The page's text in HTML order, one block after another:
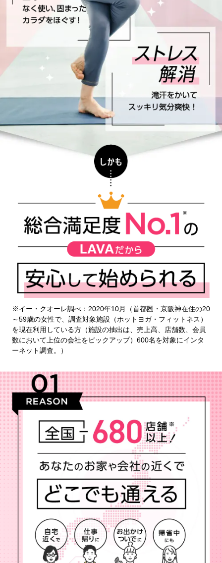
※イー・クオーレ調べ：2020年10月（首都圏・京阪神在住の20
～59歳の女性で、調査対象施設（ホットヨガ・フィットネス）
を現在利用している方（施設の抽出は、売上高、店舗数、会員
数において上位の会社をピックアップ）600名を対象にインタ
ーネット調査。）